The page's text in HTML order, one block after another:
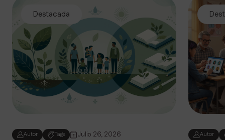
Destacada
Autor Tags Julio 26, 2026 Autor